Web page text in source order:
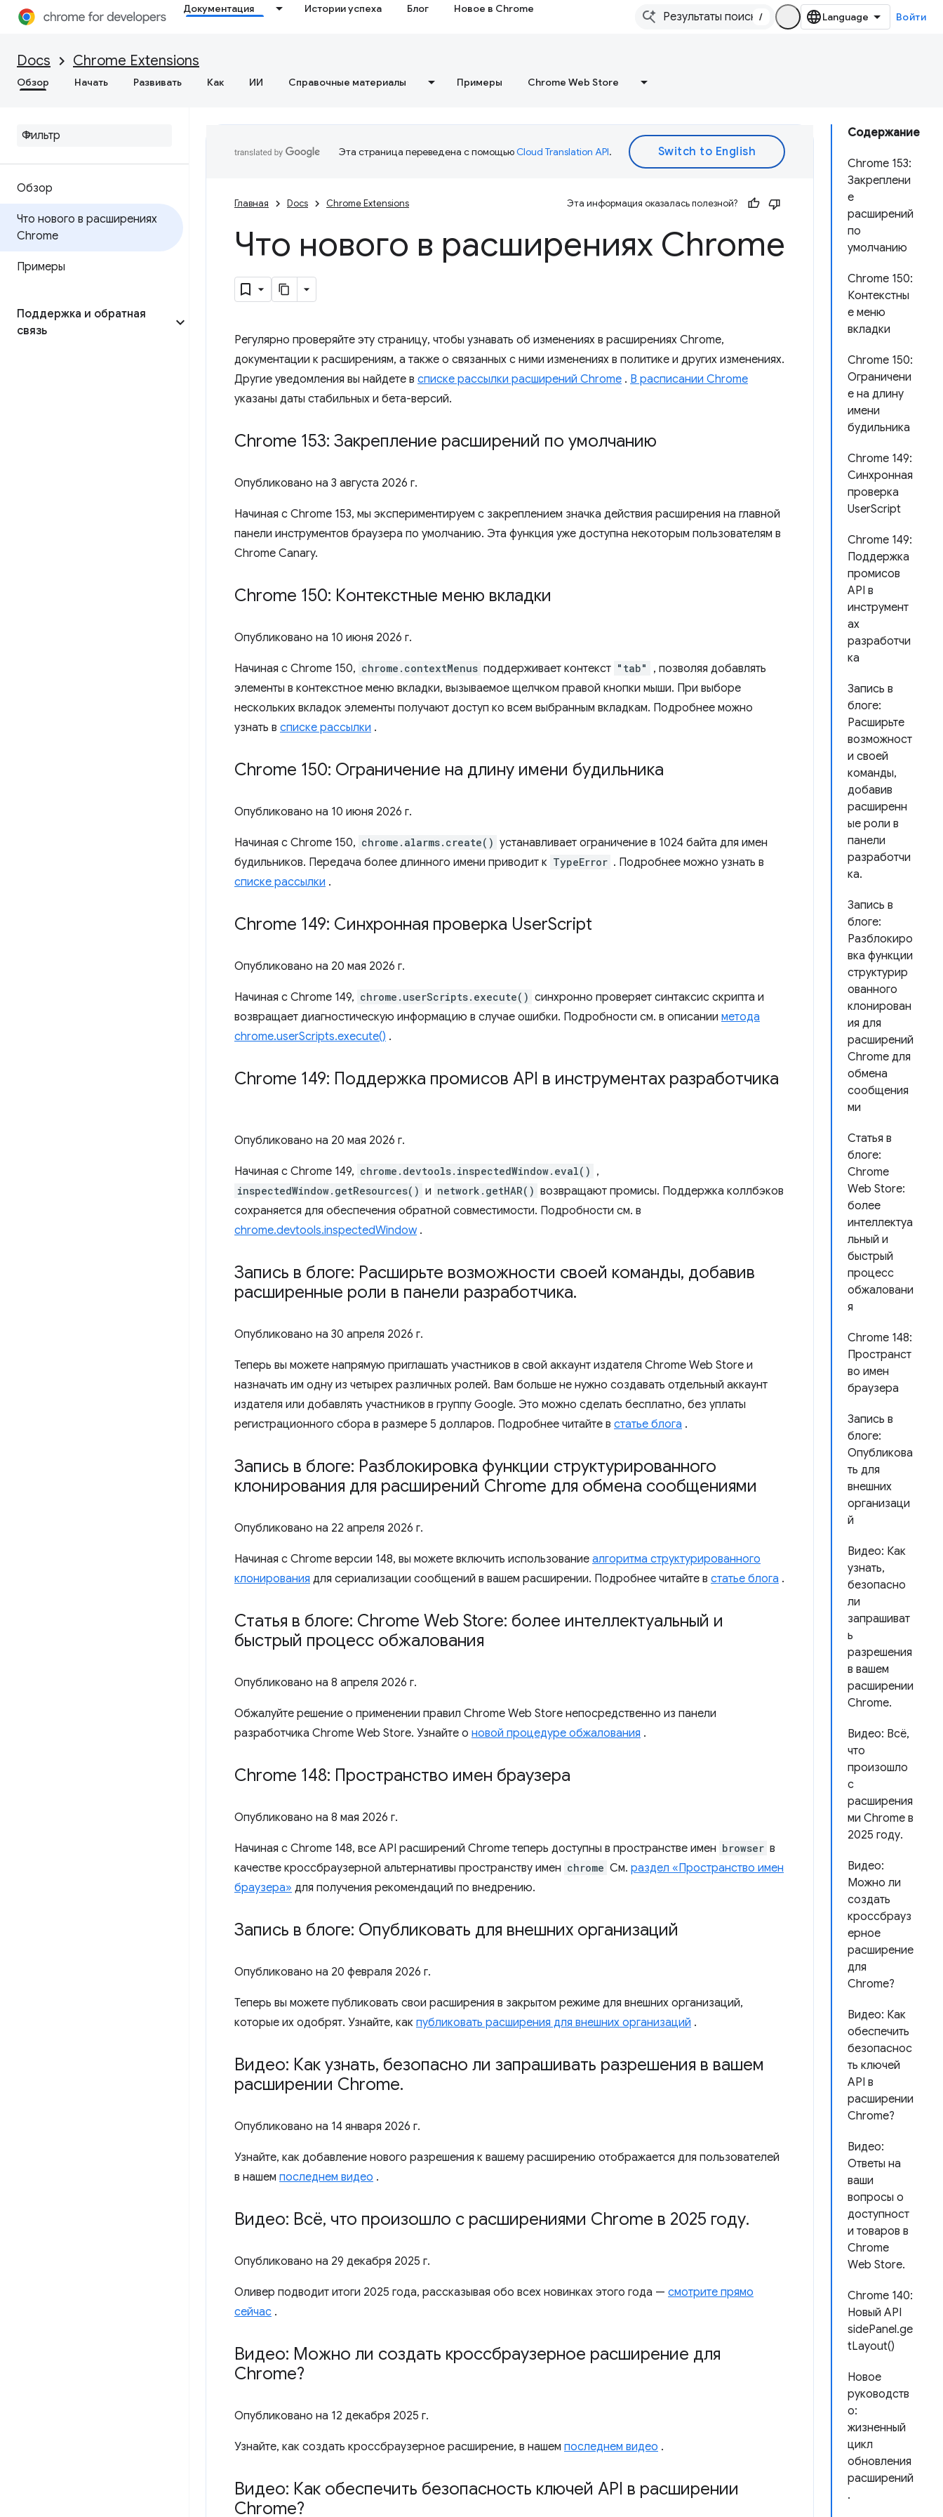
Документация Истории успеха Блог Новое в Chrome
/ Войти
Docs Chrome Extensions
Обзор Начать Развивать Как ИИ Справочные материалы Примеры Chrome Web Store
Обзор
Что нового в расширениях
Chrome
Примеры
Поддержка и обратная
связь
Содержание
Chrome 153:
Закреплени
е
расширений
по
умолчанию
Chrome 150:
Контекстны
е меню
вкладки
Chrome 150:
Ограничени
е на длину
имени
будильника
Chrome 149:
Синхронная
проверка
UserScript
Chrome 149:
Поддержка
промисов
API в
инструмент
ах
разработчи
ка
Запись в
блоге:
Расширьте
возможност
и своей
команды,
добавив
расширенн
ые роли в
панели
разработчи
ка.
Запись в
блоге:
Разблокиро
вка функции
структурир
ованного
клонирован
ия для
расширений
Chrome для
обмена
сообщения
ми
Статья в
блоге:
Chrome
Web Store:
более
интеллектуа
льный и
быстрый
процесс
обжаловани
я
Chrome 148:
Пространст
во имен
браузера
Запись в
блоге:
Опубликова
ть для
внешних
организаци
й
Видео: Как
узнать,
безопасно
ли
запрашиват
ь
разрешения
в вашем
расширении
Chrome.
Видео: Всё,
что
произошло
с
расширения
ми Chrome в
2025 году.
Видео:
Можно ли
создать
кроссбрауз
ерное
расширение
для
Chrome?
Видео: Как
обеспечить
безопаснос
ть ключей
API в
расширении
Chrome?
Видео:
Ответы на
ваши
вопросы о
доступност
и товаров в
Chrome
Web Store.
Chrome 140:
Новый API
sidePanel.ge
tLayout()
Новое
руководств
о:
жизненный
цикл
обновления
расширений
.
Эта страница переведена с помощьюCloud Translation API.
Главная Docs Chrome Extensions Эта информация оказалась полезной?
Что нового в расширениях Chrome
Регулярно проверяйте эту страницу, чтобы узнавать об изменениях в расширениях Chrome,
документации к расширениям, а также о связанных с ними изменениях в политике и других изменениях.
Другие уведомления вы найдете в списке рассылки расширений Chrome . В расписании Chrome
указаны даты стабильных и бета-версий.
Chrome 153: Закрепление расширений по умолчанию
Опубликовано на 3 августа 2026 г.
Начиная с Chrome 153, мы экспериментируем с закреплением значка действия расширения на главной
панели инструментов браузера по умолчанию. Эта функция уже доступна некоторым пользователям в
Chrome Canary.
Chrome 150: Контекстные меню вкладки
Опубликовано на 10 июня 2026 г.
Начиная с Chrome 150, chrome.contextMenus поддерживает контекст "tab"
, позволяя добавлять
элементы в контекстное меню вкладки, вызываемое щелчком правой кнопки мыши. При выборе
нескольких вкладок элементы получают доступ ко всем выбранным вкладкам. Подробнее можно
узнать в списке рассылки .
Chrome 150: Ограничение на длину имени будильника
Опубликовано на 10 июня 2026 г.
Начиная с Chrome 150, chrome.alarms.create() устанавливает ограничение в 1024 байта для имен
будильников. Передача более длинного имени приводит к TypeError . Подробнее можно узнать в
списке рассылки .
Chrome 149: Синхронная проверка UserScript
Опубликовано на 20 мая 2026 г.
Начиная с Chrome 149, chrome.userScripts.execute() синхронно проверяет синтаксис скрипта и
возвращает диагностическую информацию в случае ошибки. Подробности см. в описании метода
chrome.userScripts.execute() .
Chrome 149: Поддержка промисов API в инструментах разработчика
Опубликовано на 20 мая 2026 г.
Начиная с Chrome 149, chrome.devtools.inspectedWindow.eval() ,
inspectedWindow.getResources() и network.getHAR() возвращают промисы. Поддержка коллбэков
сохраняется для обеспечения обратной совместимости. Подробности см. в
chrome.devtools.inspectedWindow.
Запись в блоге: Расширьте возможности своей команды, добавив
расширенные роли в панели разработчика.
Опубликовано на 30 апреля 2026 г.
Теперь вы можете напрямую приглашать участников в свой аккаунт издателя Chrome Web Store и
назначать им одну из четырех различных ролей. Вам больше не нужно создавать отдельный аккаунт
издателя или добавлять участников в группу Google. Это можно сделать бесплатно, без уплаты
регистрационного сбора в размере 5 долларов. Подробнее читайте в статье блога .
Запись в блоге: Разблокировка функции структурированного
клонирования для расширений Chrome для обмена сообщениями
Опубликовано на 22 апреля 2026 г.
Начиная с Chrome версии 148, вы можете включить использование алгоритма структурированного
клонирования для сериализации сообщений в вашем расширении. Подробнее читайте в статье блога .
Статья в блоге: Chrome Web Store: более интеллектуальный и
быстрый процесс обжалования
Опубликовано на 8 апреля 2026 г.
Обжалуйте решение о применении правил Chrome Web Store непосредственно из панели
разработчика Chrome Web Store. Узнайте о новой процедуре обжалования .
Chrome 148: Пространство имен браузера
Опубликовано на 8 мая 2026 г.
Начиная с Chrome 148, все API расширений Chrome теперь доступны в пространстве имен browser в
качестве кроссбраузерной альтернативы пространству имен chrome См. раздел «Пространство имен
браузера» для получения рекомендаций по внедрению.
Запись в блоге: Опубликовать для внешних организаций
Опубликовано на 20 февраля 2026 г.
Теперь вы можете публиковать свои расширения в закрытом режиме для внешних организаций,
которые их одобрят. Узнайте, как публиковать расширения для внешних организаций .
Видео: Как узнать, безопасно ли запрашивать разрешения в вашем
расширении Chrome.
Опубликовано на 14 января 2026 г.
Узнайте, как добавление нового разрешения к вашему расширению отображается для пользователей
в нашем последнем видео .
Видео: Всё, что произошло с расширениями Chrome в 2025 году.
Опубликовано на 29 декабря 2025 г.
Оливер подводит итоги 2025 года, рассказывая обо всех новинках этого года — смотрите прямо
сейчас .
Видео: Можно ли создать кроссбраузерное расширение для
Chrome?
Опубликовано на 12 декабря 2025 г.
Узнайте, как создать кроссбраузерное расширение, в нашем последнем видео .
Видео: Как обеспечить безопасность ключей API в расширении
Chrome?